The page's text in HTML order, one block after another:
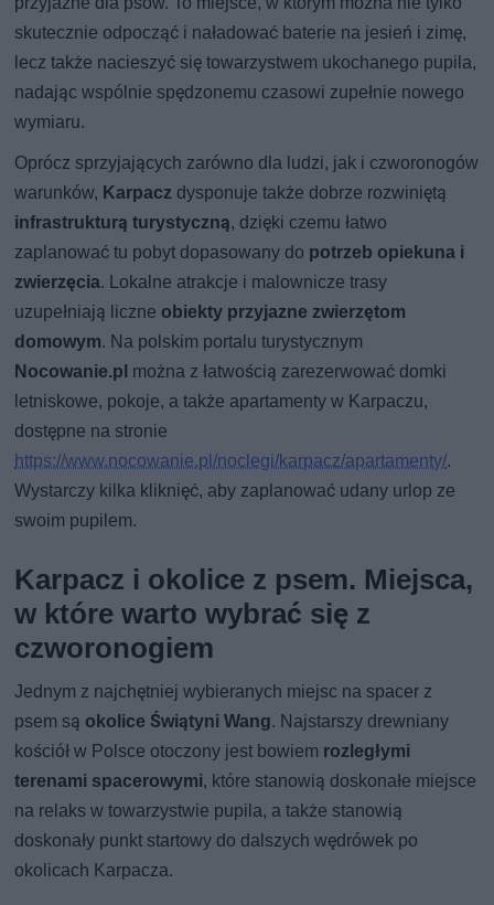
skutecznie odpocząć i naładować baterie na jesień i zimę,
lecz także nacieszyć się towarzystwem ukochanego pupila,
nadając wspólnie spędzonemu czasowi zupełnie nowego
wymiaru.
Oprócz sprzyjających zarówno dla ludzi, jak i czworonogów
warunków, Karpacz dysponuje także dobrze rozwiniętą
infrastrukturą turystyczną, dzięki czemu łatwo
zaplanować tu pobyt dopasowany do potrzeb opiekuna i
zwierzęcia. Lokalne atrakcje i malownicze trasy
uzupełniają liczne obiekty przyjazne zwierzętom
domowym. Na polskim portalu turystycznym
Nocowanie.pl można z łatwością zarezerwować domki
letniskowe, pokoje, a także apartamenty w Karpaczu,
dostępne na stronie
https://www.nocowanie.pl/noclegi/karpacz/apartamenty/.
Wystarczy kilka kliknięć, aby zaplanować udany urlop ze
swoim pupilem.
Karpacz i okolice z psem. Miejsca,
w które warto wybrać się z
czworonogiem
Jednym z najchętniej wybieranych miejsc na spacer z
psem są okolice Świątyni Wang. Najstarszy drewniany
kościół w Polsce otoczony jest bowiem rozległymi
terenami spacerowymi, które stanowią doskonałe miejsce
na relaks w towarzystwie pupila, a także stanowią
doskonały punkt startowy do dalszych wędrówek po
okolicach Karpacza.